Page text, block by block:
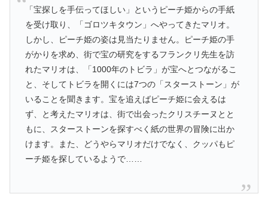
「宝探しを手伝ってほしい」というピーチ姫からの手紙
を受け取り、「ゴロツキタウン」へやってきたマリオ。
しかし、ピーチ姫の姿は見当たりません。ピーチ姫の手
がかりを求め、街で宝の研究をするフランクリ先生を訪
れたマリオは、「1000年のトビラ」が宝へとつながるこ
と、そしてトビラを開くには7つの「スターストーン」が
いることを聞きます。宝を追えばピーチ姫に会えるは
ず、と考えたマリオは、街で出会ったクリスチーヌとと
もに、スターストーンを探すべく紙の世界の冒険に出か
けます。また、どうやらマリオだけでなく、クッパもピ
ーチ姫を探しているようで……